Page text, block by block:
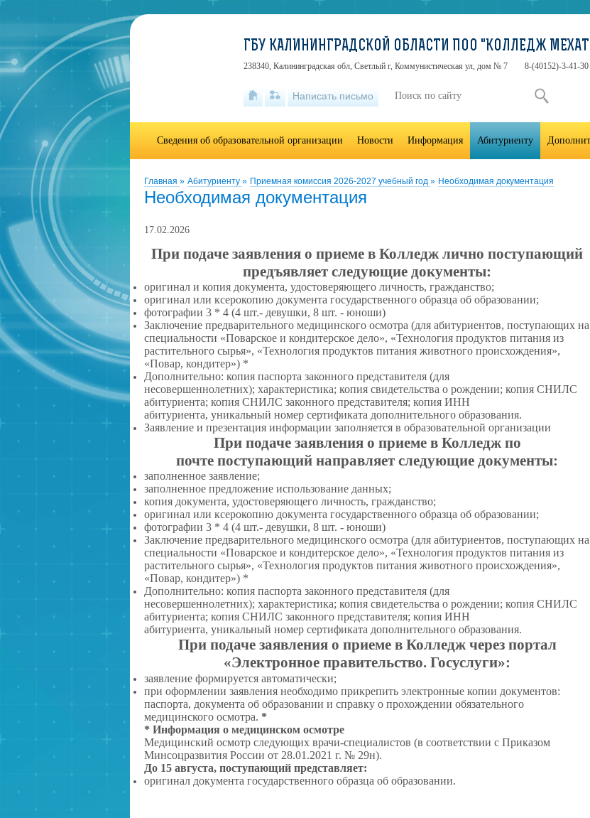
Главная » Абитуриенту » Приемная комиссия 2026-2027 учебный год » Необходимая документация
Необходимая документация
17.02.2026
При подаче заявления о приеме в Колледж лично поступающий
предъявляет следующие документы:
оригинал и копия документа, удостоверяющего личность, гражданство;
оригинал или ксерокопию документа государственного образца об образовании;
фотографии 3 * 4 (4 шт.- девушки, 8 шт. - юноши)
Заключение предварительного медицинского осмотра (для абитуриентов, поступающих на
специальности «Поварское и кондитерское дело», «Технология продуктов питания из
растительного сырья», «Технология продуктов питания животного происхождения»,
«Повар, кондитер») *
Дополнительно: копия паспорта законного представителя (для
несовершеннолетних); характеристика; копия свидетельства о рождении; копия СНИЛС
абитуриента; копия СНИЛС законного представителя; копия ИНН
абитуриента, уникальный номер сертификата дополнительного образования.
Заявление и презентация информации заполняется в образовательной организации
При подаче заявления о приеме в Колледж по
почте поступающий направляет следующие документы:
заполненное заявление;
заполненное предложение использование данных;
копия документа, удостоверяющего личность, гражданство;
оригинал или ксерокопию документа государственного образца об образовании;
фотографии 3 * 4 (4 шт.- девушки, 8 шт. - юноши)
Заключение предварительного медицинского осмотра (для абитуриентов, поступающих на
специальности «Поварское и кондитерское дело», «Технология продуктов питания из
растительного сырья», «Технология продуктов питания животного происхождения»,
«Повар, кондитер») *
Дополнительно: копия паспорта законного представителя (для
несовершеннолетних); характеристика; копия свидетельства о рождении; копия СНИЛС
абитуриента; копия СНИЛС законного представителя; копия ИНН
абитуриента, уникальный номер сертификата дополнительного образования.
При подаче заявления о приеме в Колледж через портал
«Электронное правительство. Госуслуги»:
заявление формируется автоматически;
при оформлении заявления необходимо прикрепить электронные копии документов:
паспорта, документа об образовании и справку о прохождении обязательного
медицинского осмотра. *
* Информация о медицинском осмотре
Медицинский осмотр следующих врачи-специалистов (в соответствии с Приказом
Минсоцразвития России от 28.01.2021 г. № 29н).
До 15 августа, поступающий представляет:
оригинал документа государственного образца об образовании.
ГБУ КАЛИНИНГРАДСКОЙ ОБЛАСТИ ПОО "КОЛЛЕДЖ
238340, Калининградская обл, Светлый г, Коммунистическая ул, дом № 7 8-(40152)-3-41-30
Написать письмо
Сведения об образовательной организации Новости Информация Абитуриенту